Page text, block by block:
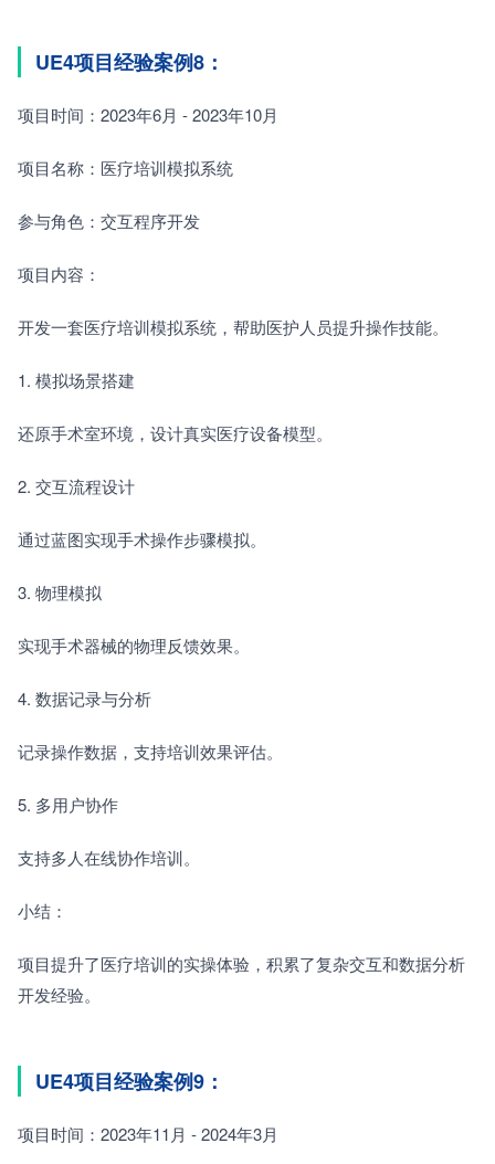
UE4项目经验案例8：
项目时间：2023年6月 - 2023年10月
项目名称：医疗培训模拟系统
参与角色：交互程序开发
项目内容：
开发一套医疗培训模拟系统，帮助医护人员提升操作技能。
1. 模拟场景搭建
还原手术室环境，设计真实医疗设备模型。
2. 交互流程设计
通过蓝图实现手术操作步骤模拟。
3. 物理模拟
实现手术器械的物理反馈效果。
4. 数据记录与分析
记录操作数据，支持培训效果评估。
5. 多用户协作
支持多人在线协作培训。
小结：
项目提升了医疗培训的实操体验，积累了复杂交互和数据分析
开发经验。
UE4项目经验案例9：
项目时间：2023年11月 - 2024年3月